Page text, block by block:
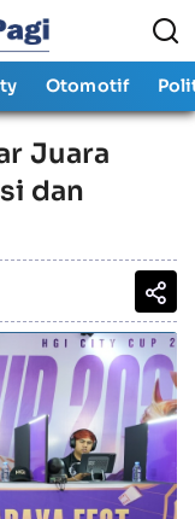
Otomotif
Juara
dan